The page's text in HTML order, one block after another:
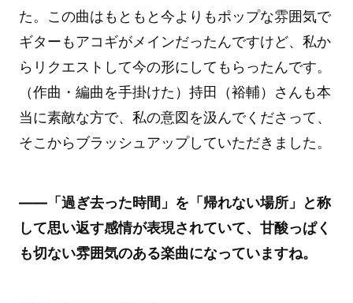
た。この曲はもともと今よりもポップな雰囲気で
ギターもアコギがメインだったんですけど、私か
らリクエストして今の形にしてもらったんです。
（作曲・編曲を手掛けた）持田（裕輔）さんも本
当に素敵な方で、私の意図を汲んでくださって、
そこからブラッシュアップしていただきました。
――「過ぎ去った時間」を「帰れない場所」と称
して思い返す感情が表現されていて、甘酸っぱく
も切ない雰囲気のある楽曲になっていますね。